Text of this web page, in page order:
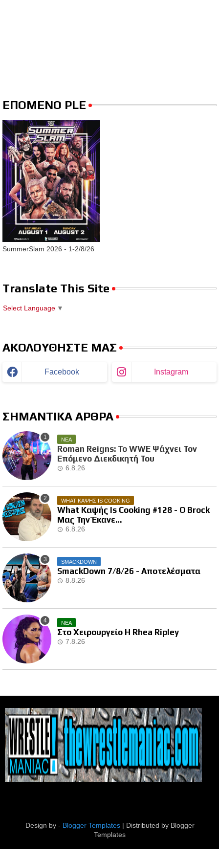
ΕΠΟΜΕΝΟ PLE
SummerSlam 2026 - 1-2/8/26
Translate This Site
Select Language ▼
ΑΚΟΛΟΥΘΗΣΤΕ ΜΑΣ
Facebook Instagram
ΣΗΜΑΝΤΙΚΑ ΑΡΘΡΑ
ΝΕΑ
Roman Reigns: Το WWE Ψάχνει Τον
Επόμενο Διεκδικητή Του
6.8.26
WHAT ΚΑΨΗΣ IS COOKING
What Καψής Is Cooking #128 - Ο Brock
Μας Την Έκανε…
6.8.26
SMACKDOWN
SmackDown 7/8/26 - Αποτελέσματα
8.8.26
ΝΕΑ
Στο Χειρουργείο Η Rhea Ripley
7.8.26
Design by - Blogger Templates| Distributed by Blogger
Templates